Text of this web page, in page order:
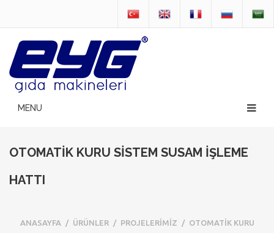
OTOMATİK KURU SİSTEM SUSAM İŞLEME
HATTI
ANASAYFA / ÜRÜNLER / PROJELERİMİZ /
OTOMATİK KURU